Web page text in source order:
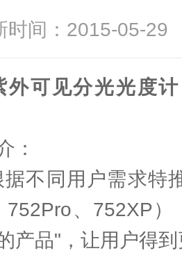
时间：2015-05-
外可见分光光度计
：
不同用户需求特
752Pro、752XP
产品"，让用户得